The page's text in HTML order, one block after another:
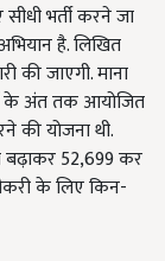
भर्ती करने जा
है. लिखित
की जाएगी. माना
के अंत तक आयोजित
की योजना थी.
52,699 कर
के लिए किन-